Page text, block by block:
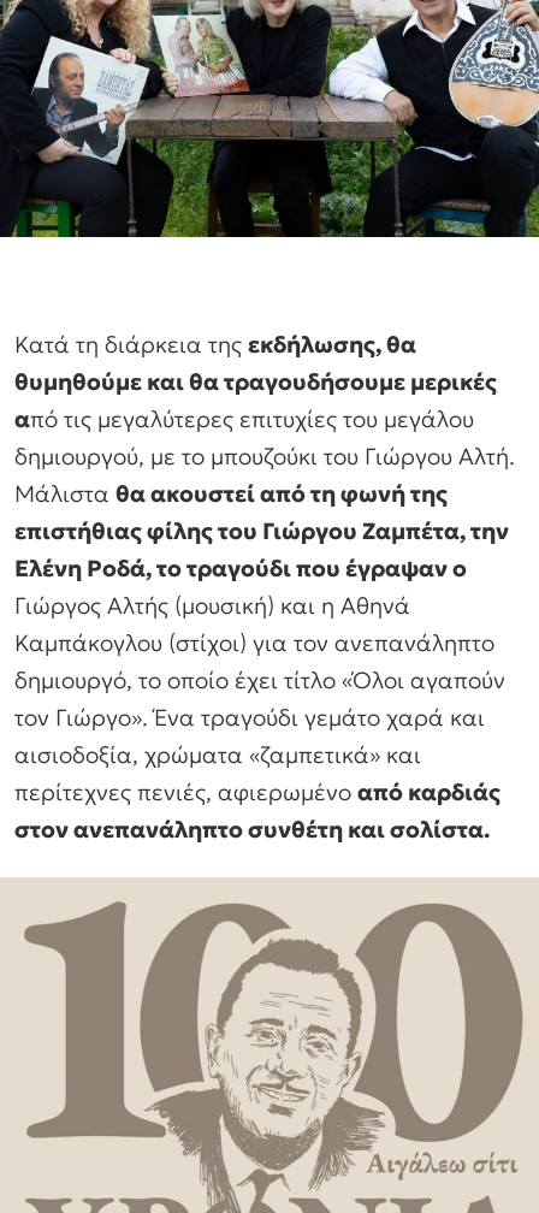
Κατά τη διάρκεια της εκδήλωσης, θα
θυμηθούμε και θα τραγουδήσουμε μερικές
από τις μεγαλύτερες επιτυχίες του μεγάλου
δημιουργού, με το μπουζούκι του Γιώργου Αλτή.
Μάλιστα θα ακουστεί από τη φωνή της
επιστήθιας φίλης του Γιώργου Ζαμπέτα, την
Ελένη Ροδά, το τραγούδι που έγραψαν ο
Γιώργος Αλτής (μουσική) και η Αθηνά
Καμπάκογλου (στίχοι) για τον ανεπανάληπτο
δημιουργό, το οποίο έχει τίτλο «Όλοι αγαπούν
τον Γιώργο». Ένα τραγούδι γεμάτο χαρά και
αισιοδοξία, χρώματα «ζαμπετικά» και
περίτεχνες πενιές, αφιερωμένο από καρδιάς
στον ανεπανάληπτο συνθέτη και σολίστα.